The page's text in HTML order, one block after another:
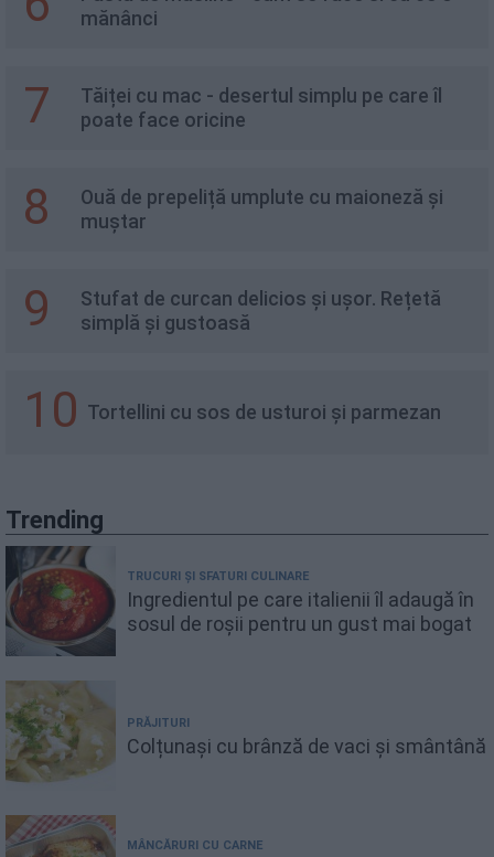
mănânci
7
Tăiței cu mac - desertul simplu pe care îl
poate face oricine
8
Ouă de prepeliță umplute cu maioneză și
muștar
9
Stufat de curcan delicios și ușor. Rețetă
simplă și gustoasă
10 Tortellini cu sos de usturoi și parmezan
Trending
TRUCURI ȘI SFATURI CULINARE
Ingredientul pe care italienii îl adaugă în
sosul de roșii pentru un gust mai bogat
PRĂJITURI
Colțunași cu brânză de vaci și smântână
MÂNCĂRURI CU CARNE